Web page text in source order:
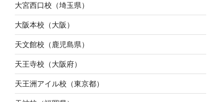
大宮西口校（埼玉県）
大阪本校（大阪）
天文館校（鹿児島県）
天王寺校（大阪府）
天王洲アイル校（東京都）